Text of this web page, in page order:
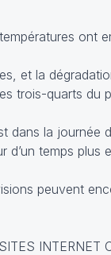
ont
et la
trois-quarts du
dans la journée
d’un temps plus
peuvent
INTERNET